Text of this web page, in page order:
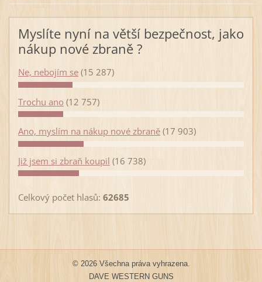
Myslíte nyní na větší bezpečnost, jako
nákup nové zbraně ?
Ne, nebojím se (15 287)
Trochu ano (12 757)
Ano, myslím na nákup nové zbraně (17 903)
Již jsem si zbraň koupil (16 738)
Celkový počet hlasů: 62685
© 2026 Všechna práva vyhrazena.
DAVE WESTERN GUNS